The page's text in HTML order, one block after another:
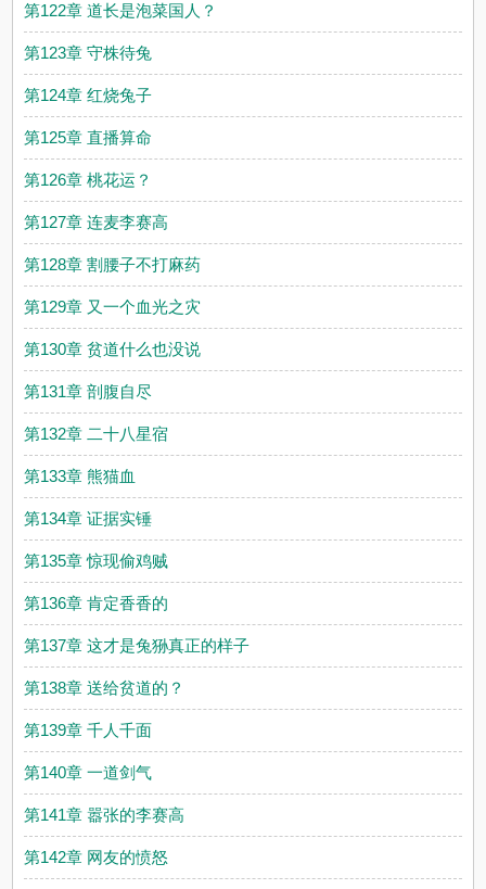
第122章 道长是泡菜国人？
第123章 守株待兔
第124章 红烧兔子
第125章 直播算命
第126章 桃花运？
第127章 连麦李赛高
第128章 割腰子不打麻药
第129章 又一个血光之灾
第130章 贫道什么也没说
第131章 剖腹自尽
第132章 二十八星宿
第133章 熊猫血
第134章 证据实锤
第135章 惊现偷鸡贼
第136章 肯定香香的
第137章 这才是兔狲真正的样子
第138章 送给贫道的？
第139章 千人千面
第140章 一道剑气
第141章 嚣张的李赛高
第142章 网友的愤怒